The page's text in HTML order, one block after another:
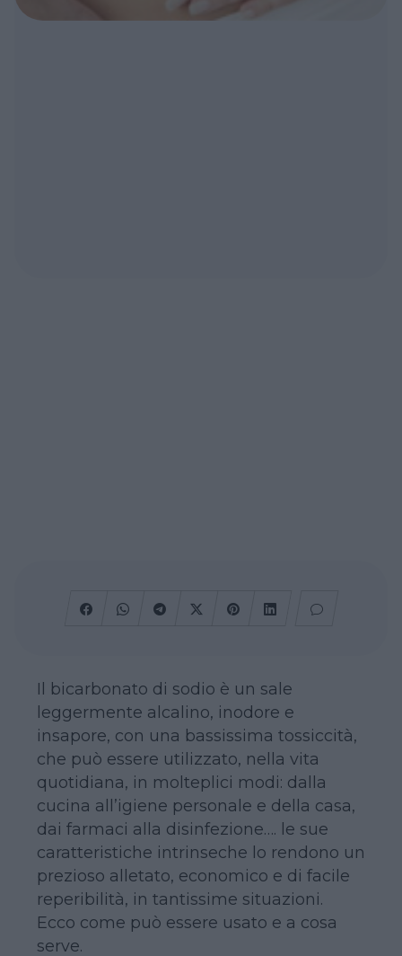
Il bicarbonato di sodio è un sale
leggermente alcalino, inodore e
insapore, con una bassissima tossiccità,
che può essere utilizzato, nella vita
quotidiana, in molteplici modi: dalla
cucina all’igiene personale e della casa,
dai farmaci alla disinfezione…. le sue
caratteristiche intrinseche lo rendono un
prezioso alletato, economico e di facile
reperibilità, in tantissime situazioni.
Ecco come può essere usato e a cosa
serve.